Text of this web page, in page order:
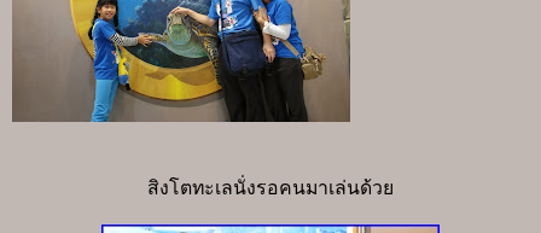
สิงโตทะเลนั่งรอคนมาเล่นด้วย